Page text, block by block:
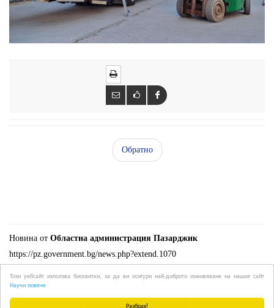
Разбрах!
Този уебсайт използва бисквитки, за да ви осигури най-доброто изживяване на нашия сайт
Научи повече
Обратно
Новина от Областна администрация Пазарджик
https://pz.government.bg/news.php?extend.1070